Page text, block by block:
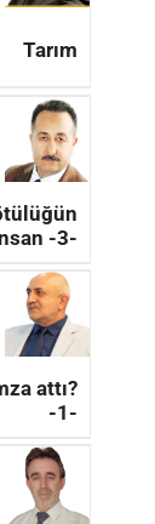
Tarım
-3-
attı?
-1-